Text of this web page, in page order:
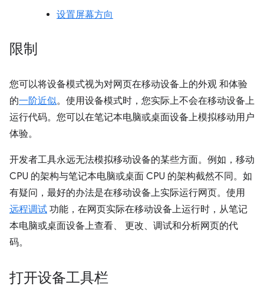
设置屏幕方向
限制
您可以将设备模式视为对网页在移动设备上的外观 和体验
的一阶近似。使用设备模式时，您实际上不会在移动设备上
运行代码。您可以在笔记本电脑或桌面设备上模拟移动用户
体验。
开发者工具永远无法模拟移动设备的某些方面。例如，移动
CPU 的架构与笔记本电脑或桌面 CPU 的架构截然不同。如
有疑问，最好的办法是在移动设备上实际运行网页。使用
远程调试 功能，在网页实际在移动设备上运行时，从笔记
本电脑或桌面设备上查看、 更改、调试和分析网页的代
码。
打开设备工具栏